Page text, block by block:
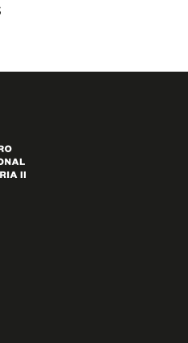
ONLINE.
DO TEATRO ONLINE.